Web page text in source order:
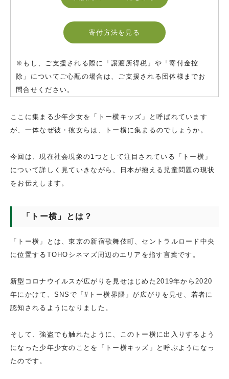
寄付方法を見る
※もし、ご支援される際に「譲渡所得税」や「寄付金控
除」についてご心配の場合は、ご支援される団体様までお
問合せください。
ここに集まる少年少女を「トー横キッズ」と呼ばれています
が、一体なぜ彼・彼女らは、トー横に集まるのでしょうか。
今回は、現在社会現象の1つとして注目されている「トー横」
について詳しく見ていきながら、日本が抱える児童問題の現状
をお伝えします。
「トー横」とは？
「トー横」とは、東京の新宿歌舞伎町、セントラルロード中央
に位置するTOHOシネマズ周辺のエリアを指す言葉です。
新型コロナウイルスが広がりを見せはじめた2019年から2020
年にかけて、SNSで「#トー横界隈」が広がりを見せ、若者に
認知されるようになりました。
そして、強盗でも触れたように、このトー横に出入りするよう
になった少年少女のことを「トー横キッズ」と呼ぶようになっ
たのです。